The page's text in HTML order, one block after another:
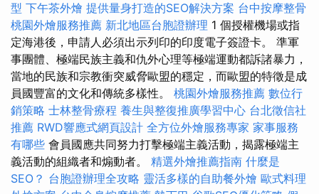
型 下午茶外燴 提供量身打造的SEO解決方案 台中按摩整骨
桃園外燴服務推薦 新北地區台胞證辦理 1 個授權機場或指
定海港後，申請人必須出示列印的印度電子簽證卡。 準軍
事團體、極端民族主義和仇外心理等極端運動都訴諸暴力，
當地的民族和宗教衝突威脅歐盟的穩定，而歐盟的特徵是成
員國豐富的文化和傳統多樣性。 桃園外燴服務推薦 數位行
銷策略 士林整骨療程 養生與整復推廣學習中心 台北徵信社
推薦 RWD響應式網頁設計 全方位外燴服務專家 家事服務
有哪些 會員國應共同努力打擊極端主義活動，揭露極端主
義活動的組織者和煽動者。 精選外燴推薦指南 什麼是
SEO？ 台胞證辦理全攻略 靈活多樣的自助餐外燴 歐式料理